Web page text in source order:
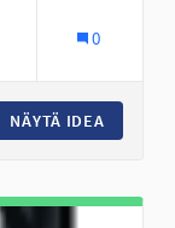
0
NÄYTÄ IDEA